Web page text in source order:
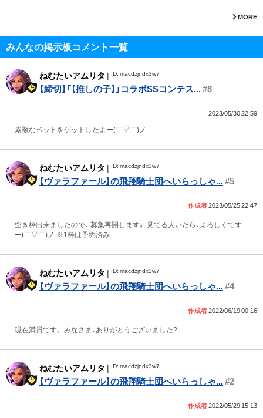
MORE
みんなの掲示板コメント一覧
ねむたいアムリタ | ID: macdzjndx3w7
【締切】「【推しの子】」コラボSSコンテス...#8
2023/05/30 22:59
素敵なベットをゲットしたよー(￣▽￣)ノ
ねむたいアムリタ | ID: macdzjndx3w7
【ヴァラファール】の飛翔騎士団へいらっしゃ...#5
作成者2023/05/25 22:47
空き枠出来ましたので、 募集再開します。 見てる人いたら、よろしくです
ー(￣▽￣)ノ ※1枠は予約済み
ねむたいアムリタ | ID: macdzjndx3w7
【ヴァラファール】の飛翔騎士団へいらっしゃ...#4
作成者2022/06/19 00:16
現在満員です。 みなさま、ありがとうございました?
ねむたいアムリタ | ID: macdzjndx3w7
【ヴァラファール】の飛翔騎士団へいらっしゃ...#2
作成者2022/05/29 15:13